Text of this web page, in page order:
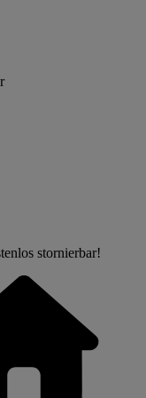
stornierbar!